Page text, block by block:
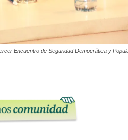
Encuentro de Seguridad Democrática y